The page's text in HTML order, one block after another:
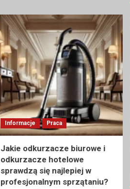
Informacje Praca
Jakie odkurzacze biurowe i
odkurzacze hotelowe
sprawdzą się najlepiej w
profesjonalnym sprzątaniu?